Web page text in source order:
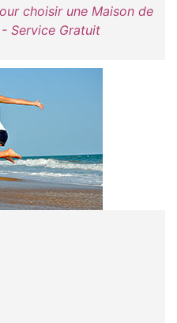
choisir une Maison de
Service Gratuit